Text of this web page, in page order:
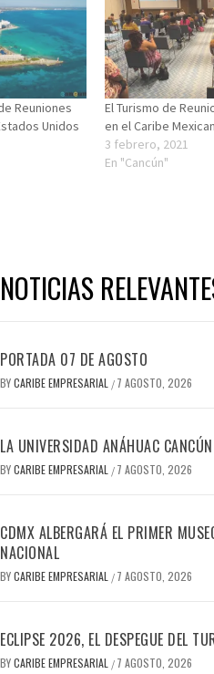
Reuniones
Unidos
El Turismo de
en el Caribe
3 febrero, 2021
En "Cancún"
NOTICIAS
PORTADA 07 DE AGOSTO
BYCARIBE EMPRESARIAL / 7 AGOSTO, 2026
LA UNIVERSIDAD ANÁHUAC
BYCARIBE EMPRESARIAL / 7 AGOSTO, 2026
CDMX ALBERGARÁ EL PRIMER
NACIONAL
BYCARIBE EMPRESARIAL / 7 AGOSTO, 2026
ECLIPSE 2026, EL DESPEGUE DEL
BYCARIBE EMPRESARIAL / 7 AGOSTO, 2026